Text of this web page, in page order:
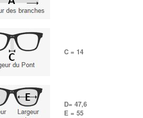
C = 14
D= 47,6
E = 55